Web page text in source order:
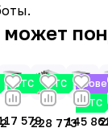
BTC
579
BTC
228 773
BTC
145